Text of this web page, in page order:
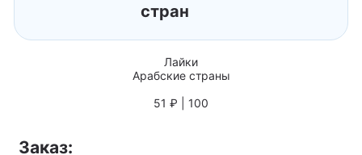
стран
Лайки
Арабские страны
51 ₽ | 100
Заказ: